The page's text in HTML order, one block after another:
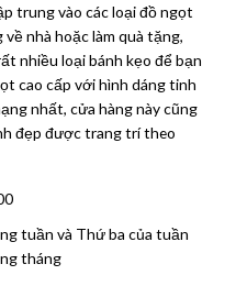
trung vào các loại đồ ngọt
nhà hoặc làm quà tặng,
nhiều loại bánh kẹo để bạn
cao cấp với hình dáng tinh
nhất, cửa hàng này cũng
đẹp được trang trí theo
tuần và Thứ ba của tuần
tháng